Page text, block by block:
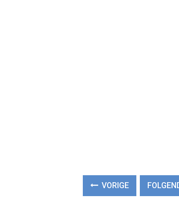
VORIGE